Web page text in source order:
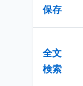
保存
全文
検索